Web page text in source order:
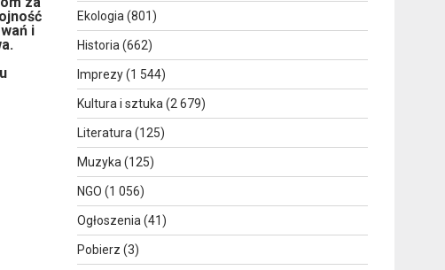
i
Ekologia (801)
Historia (662)
Imprezy(1 544)
Kultura i sztuka (2 679)
Literatura (125)
Muzyka (125)
NGO (1 056)
Ogłoszenia (41)
Pobierz (3)